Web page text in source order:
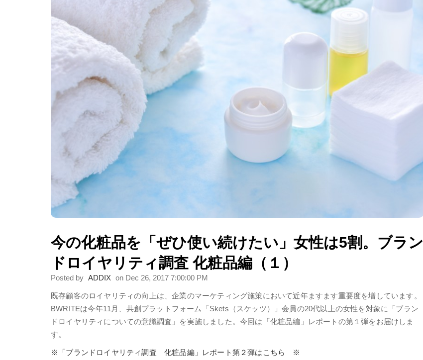
今の化粧品を「ぜひ使い続けたい」女性は5割。ブラン
ドロイヤリティ調査 化粧品編（１）
Posted by ADDIX on Dec 26, 2017 7:00:00 PM
既存顧客のロイヤリティの向上は、企業のマーケティング施策において近年ますます重要度を増しています。
BWRITEは今年11月、共創プラットフォーム「Skets（スケッツ）」会員の20代以上の女性を対象に「ブラン
ドロイヤリティについての意識調査」を実施しました。今回は「化粧品編」レポートの第１弾をお届けしま
す。
※「ブランドロイヤリティ調査 化粧品編」レポート第２弾はこちら ※